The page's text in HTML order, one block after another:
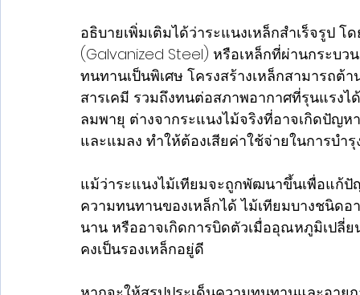
อธิบายเพิ่มเติมได้ว่าระแนงเหล็กสำเร็จรูป
(Galvanized Steel) หรือเหล็กที่ผ่านกระบว
ทนทานเป็นพิเศษ โครงสร้างเหล็กสามารถ
สารเคมี รวมถึงทนต่อสภาพอากาศที่รุนแรง
ลมพายุ ต่างจากระแนงไม้จริงที่อาจเกิดปัญ
และแมลง ทำให้ต้องเสียค่าใช้จ่ายในการบำ
แม้ว่าระแนงไม้เทียมจะถูกพัฒนาขึ้นเพื่อแก้ปั
ความทนทานของเหล็กได้ ไม้เทียมบางชนิดอ
นาน หรืออาจเกิดการบิดตัวเมื่ออุณหภูมิเปลี่
คงเป็นรองเหล็กอยู่ดี